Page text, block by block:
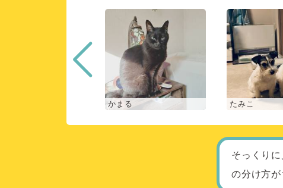
かまる たみこ
そっくり
の分け方が